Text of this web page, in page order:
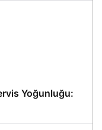
Yoğunluğu: